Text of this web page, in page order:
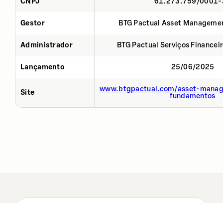
Gestor BTG Pactual Asset
Administrador BTG Pactual Serviços
Lançamento 25/06/2025
Site
www.btgpactual.com/asset-
fundamentos